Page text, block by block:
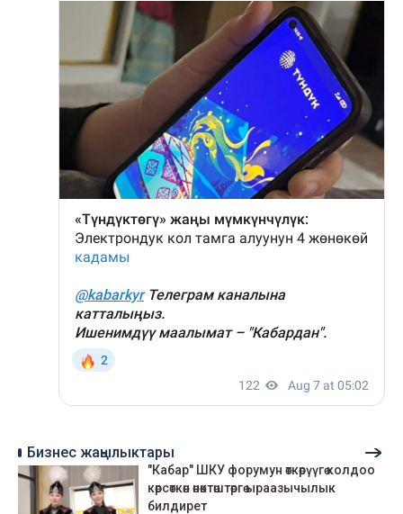
Бизнес жаңылыктары
"Кабар" ШКУ форумун өткөрүүгө колдоо
көрсөткөн өнөктөштөргө ыраазычылык
билдирет